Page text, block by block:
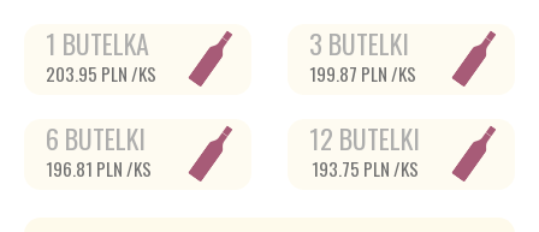
1 BUTELKA
203.95 PLN /KS
3 BUTELKI
199.87 PLN /KS
6 BUTELKI
196.81 PLN /KS
12 BUTELKI
193.75 PLN /KS